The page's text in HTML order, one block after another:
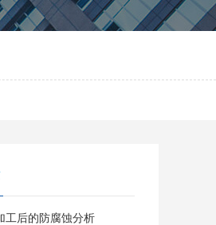
工后的防腐蚀分析